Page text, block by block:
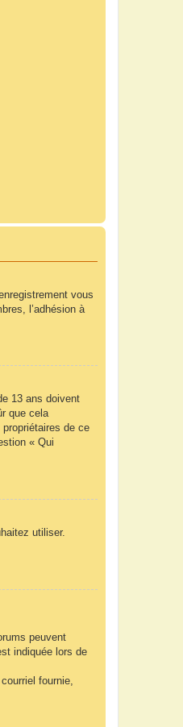
vous
l’adhésion à
13 ans doivent
que cela
de ce
« Qui
utiliser.
peuvent
indiquée lors de
fournie,